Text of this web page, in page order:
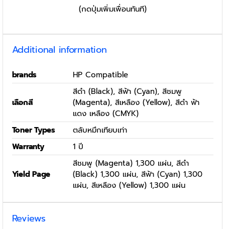
(กดปุ่มเพิ่มเพื่อนทันที)
Additional information
brands HP Compatible
เลือกสี
สีดำ (Black), สีฟ้า (Cyan), สีชมพู
(Magenta), สีเหลือง (Yellow), สีดำ ฟ้า
แดง เหลือง (CMYK)
Toner Types
ตลับหมึกเทียบเท่า
Warranty
1 ปี
Yield Page
สีชมพู (Magenta) 1,300 แผ่น, สีดำ
(Black) 1,300 แผ่น, สีฟ้า (Cyan) 1,300
แผ่น, สีเหลือง (Yellow) 1,300 แผ่น
Reviews